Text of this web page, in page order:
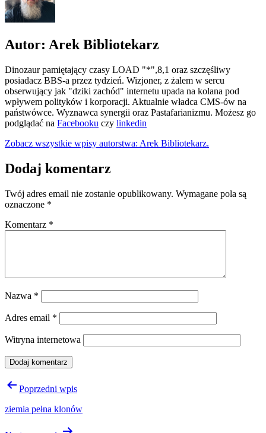
Autor: Arek Bibliotekarz
Dinozaur pamiętający czasy LOAD "*",8,1 oraz szczęśliwy
posiadacz BBS-a przez tydzień. Wizjoner, z żalem w sercu
obserwujący jak "dziki zachód" internetu upada na kolana pod
wpływem polityków i korporacji. Aktualnie władca CMS-ów na
państwówce. Wyznawca synergii oraz Pastafarianizmu. Możesz go
podglądać na Facebooku czy linkedin
Zobacz wszystkie wpisy autorstwa: Arek Bibliotekarz.
Dodaj komentarz
Twój adres email nie zostanie opublikowany. Wymagane pola są
oznaczone *
Komentarz *
Nazwa *
Adres email *
Witryna internetowa
Nawigacja
Poprzedni wpis
ziemia pełna klonów